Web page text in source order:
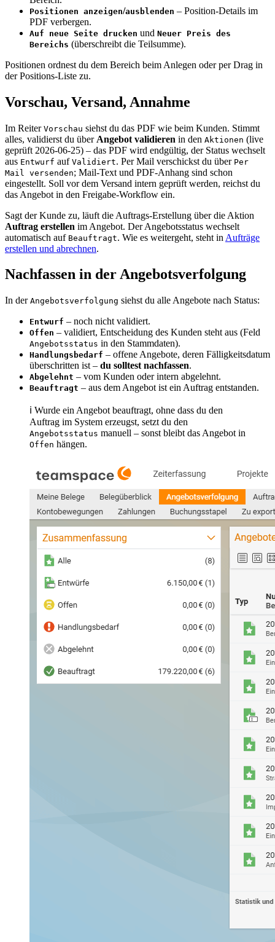
Positionen anzeigen/ausblenden – Position-Details im
PDF verbergen.
Auf neue Seite drucken und Neuer Preis des
Bereichs (überschreibt die Teilsumme).
Positionen ordnest du dem Bereich beim Anlegen oder per Drag in
der Positions-Liste zu.
Vorschau, Versand, Annahme
Im Reiter Vorschau siehst du das PDF wie beim Kunden. Stimmt
alles, validierst du über Angebot validieren in den Aktionen (live
geprüft 2026-06-25) – das PDF wird endgültig, der Status wechselt
aus Entwurf auf Validiert. Per Mail verschickst du über Per
Mail versenden; Mail-Text und PDF-Anhang sind schon
eingestellt. Soll vor dem Versand intern geprüft werden, reichst du
das Angebot in den Freigabe-Workflow ein.
Sagt der Kunde zu, läuft die Auftrags-Erstellung über die Aktion
Auftrag erstellen im Angebot. Der Angebotsstatus wechselt
automatisch auf Beauftragt. Wie es weitergeht, steht in Aufträge
erstellen und abrechnen.
Nachfassen in der Angebotsverfolgung
In der Angebotsverfolgung siehst du alle Angebote nach Status:
Entwurf – noch nicht validiert.
Offen – validiert, Entscheidung des Kunden steht aus (Feld
Angebotsstatus in den Stammdaten).
Handlungsbedarf – offene Angebote, deren Fälligkeitsdatum
überschritten ist – du solltest nachfassen.
Abgelehnt – vom Kunden oder intern abgelehnt.
Beauftragt – aus dem Angebot ist ein Auftrag entstanden.
ℹ Wurde ein Angebot beauftragt, ohne dass du den
Auftrag im System erzeugst, setzt du den
Angebotsstatus manuell – sonst bleibt das Angebot in
Offen hängen.